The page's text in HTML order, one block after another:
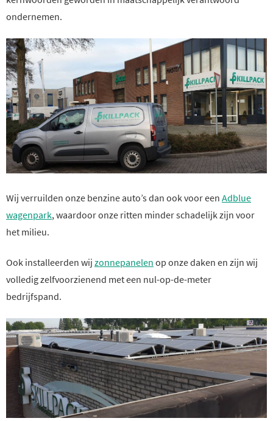
ondernemen.
Wij verruilden onze benzine auto’s dan ook voor een Adblue
wagenpark, waardoor onze ritten minder schadelijk zijn voor
het milieu.
Ook installeerden wij zonnepanelen op onze daken en zijn wij
volledig zelfvoorzienend met een nul-op-de-meter
bedrijfspand.